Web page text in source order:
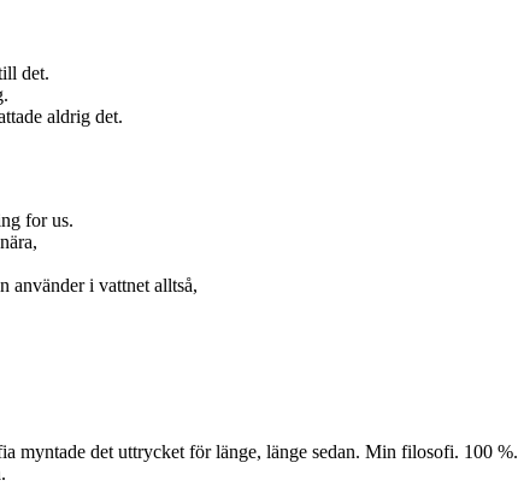
det.
aldrig det.
for us.
använder i vattnet alltså,
myntade det uttrycket för länge, länge sedan. Min filosofi. 100 %.